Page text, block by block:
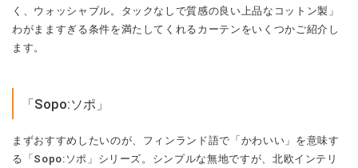
く、ウォッシャブル。タックなしで質感の良い上品なコットン製」
わがまますぎる条件を満たしてくれるカーテンをいくつかご紹介し
ます。
「Sopo:ソポ」
まずおすすめしたいのが、フィンランド語で「かわいい」を意味す
る「Sopo:ソポ」シリーズ。シンプルな無地ですが、北欧インテリ